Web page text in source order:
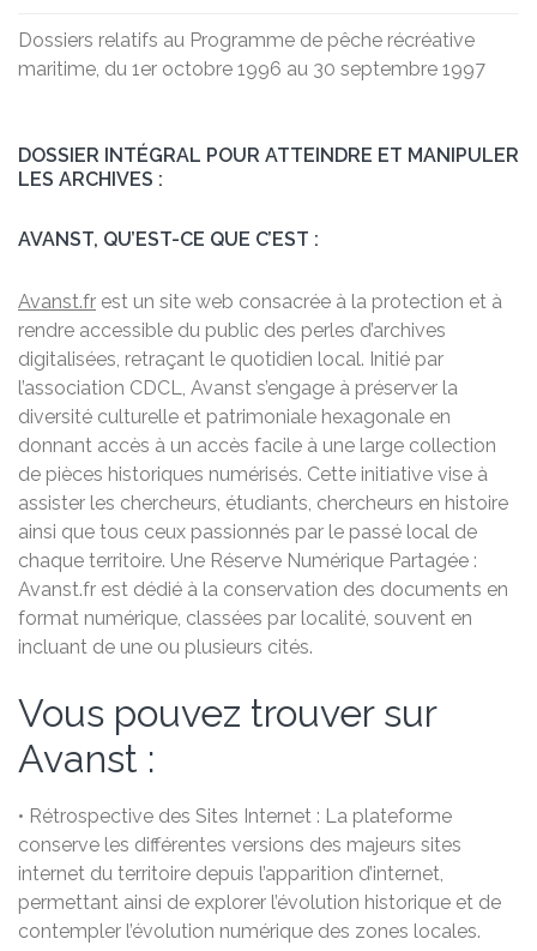
Dossiers relatifs au Programme de pêche récréative
maritime, du 1er octobre 1996 au 30 septembre 1997
DOSSIER INTÉGRAL POUR ATTEINDRE ET MANIPULER
LES ARCHIVES :
AVANST, QU’EST-CE QUE C’EST :
Avanst.fr est un site web consacrée à la protection et à
rendre accessible du public des perles d’archives
digitalisées, retraçant le quotidien local. Initié par
l’association CDCL, Avanst s’engage à préserver la
diversité culturelle et patrimoniale hexagonale en
donnant accès à un accès facile à une large collection
de pièces historiques numérisés. Cette initiative vise à
assister les chercheurs, étudiants, chercheurs en histoire
ainsi que tous ceux passionnés par le passé local de
chaque territoire. Une Réserve Numérique Partagée :
Avanst.fr est dédié à la conservation des documents en
format numérique, classées par localité, souvent en
incluant de une ou plusieurs cités.
Vous pouvez trouver sur
Avanst :
• Rétrospective des Sites Internet : La plateforme
conserve les différentes versions des majeurs sites
internet du territoire depuis l’apparition d’internet,
permettant ainsi de explorer l’évolution historique et de
contempler l’évolution numérique des zones locales.